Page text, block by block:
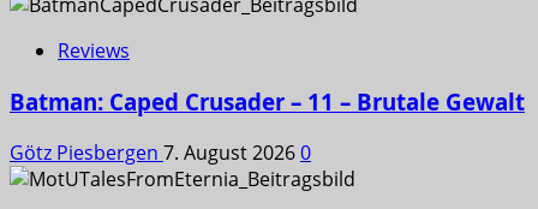
Reviews
Batman: Caped Crusader – 11 – Brutale Gewalt
Götz Piesbergen 7. August 20260